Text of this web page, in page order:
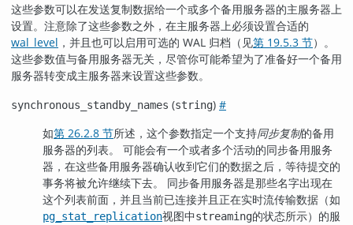
这些参数可以在发送复制数据给一个或多个备用服务器的主服务器上
设置。注意除了这些参数之外，在主服务器上必须设置合适的
wal_level ，并且也可以启用可选的 WAL 归档（见第 19.5.3 节）。
这些参数值与备用服务器无关，尽管你可能希望为了准备好一个备用
服务器转变成主服务器来设置这些参数。
synchronous_standby_names (string) #
如第 26.2.8 节所述，这个参数指定一个支持同步复制的备用
服务器的列表。 可能会有一个或者多个活动的同步备用服务
器，在这些备用服务器确认收到它们的数据之后，等待提交的
事务将被允许继续下去。 同步备用服务器是那些名字出现在
这个列表前面，并且当前已连接并且正在实时流传输数据（如
pg_stat_replication视图中streaming的状态所示）的服